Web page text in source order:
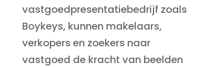
vastgoedpresentatiebedrijf zoals
Boykeys, kunnen makelaars,
verkopers en zoekers naar
vastgoed de kracht van beelden